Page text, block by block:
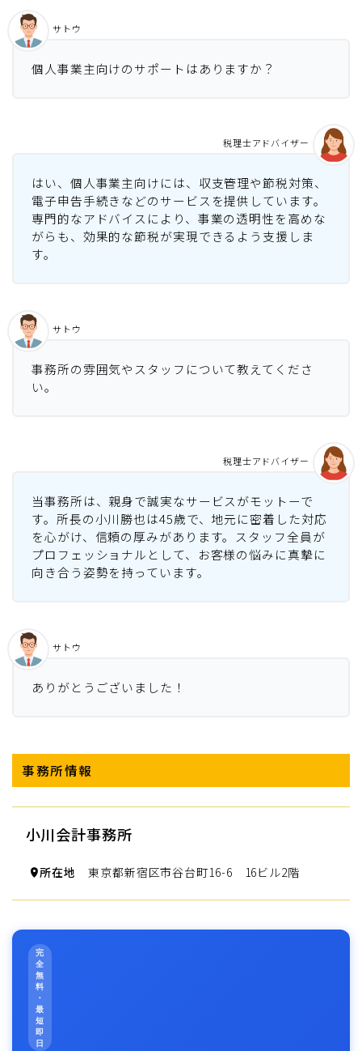
個人事業主向けのサポートはありますか？
サトウ
はい、個人事業主向けには、収支管理や節税対策、
電子申告手続きなどのサービスを提供しています。
専門的なアドバイスにより、事業の透明性を高めな
がらも、効果的な節税が実現できるよう支援しま
す。
税理士アドバイザー
事務所の雰囲気やスタッフについて教えてくださ
い。
サトウ
当事務所は、親身で誠実なサービスがモットーで
す。所長の小川勝也は45歳で、地元に密着した対応
を心がけ、信頼の厚みがあります。スタッフ全員が
プロフェッショナルとして、お客様の悩みに真摯に
向き合う姿勢を持っています。
税理士アドバイザー
ありがとうございました！
サトウ
事務所情報
小川会計事務所
所在地 東京都新宿区市谷台町16-6 16ビル2階
完
全
無
料
・
最
短
即
日